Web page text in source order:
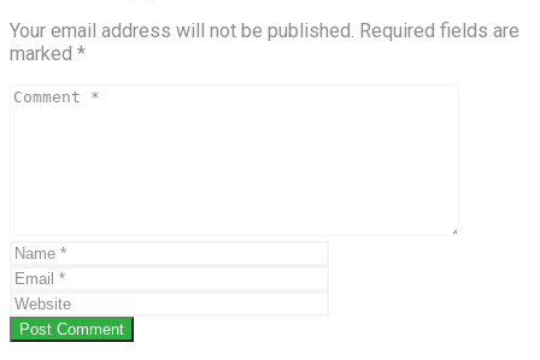
Your email address will not be published. Required fields are
marked *
Post Comment